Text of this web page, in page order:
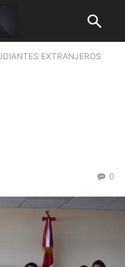
EXTRANJEROS
0